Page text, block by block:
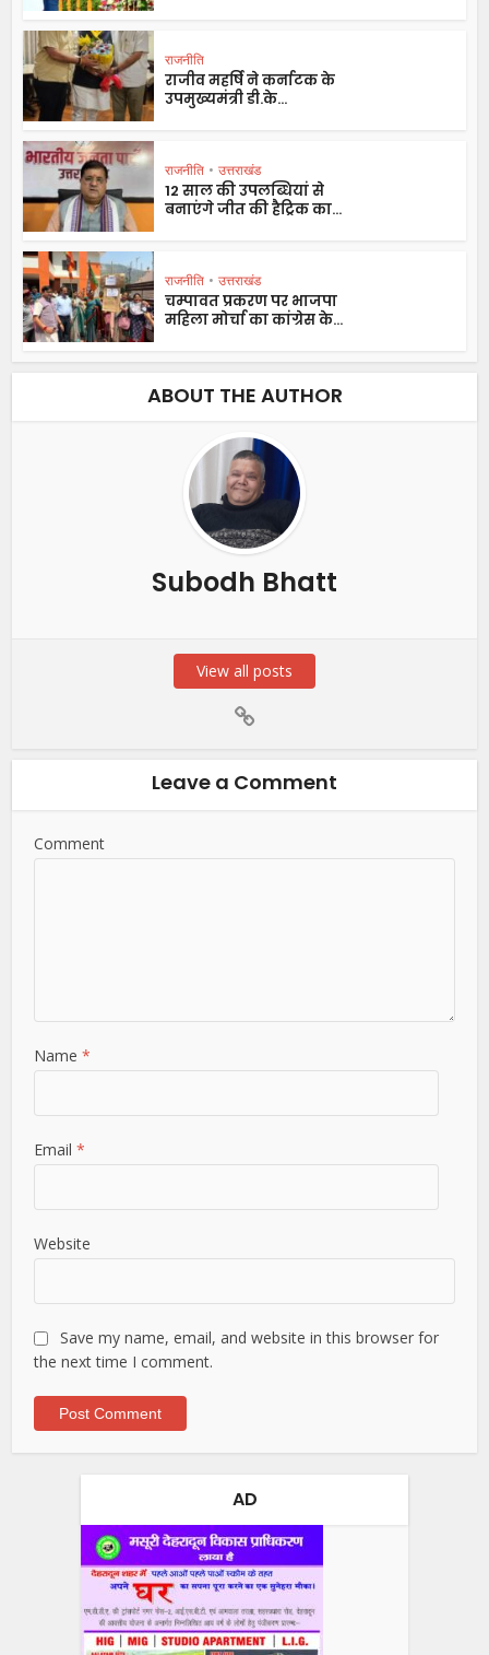
राजनीति
राजीव महर्षि ने कर्नाटक के
उपमुख्यमंत्री डी.के...
राजनीति • उत्तराखंड
12 साल की उपलब्धियां से
बनाएंगे जीत की हैट्रिक का...
राजनीति • उत्तराखंड
चम्पावत प्रकरण पर भाजपा
महिला मोर्चा का कांग्रेस के...
ABOUT THE AUTHOR
Subodh Bhatt
View all posts
Leave a Comment
Comment
Name*
Email*
Website
Save my name, email, and website in this browser for
the next time I comment.
AD